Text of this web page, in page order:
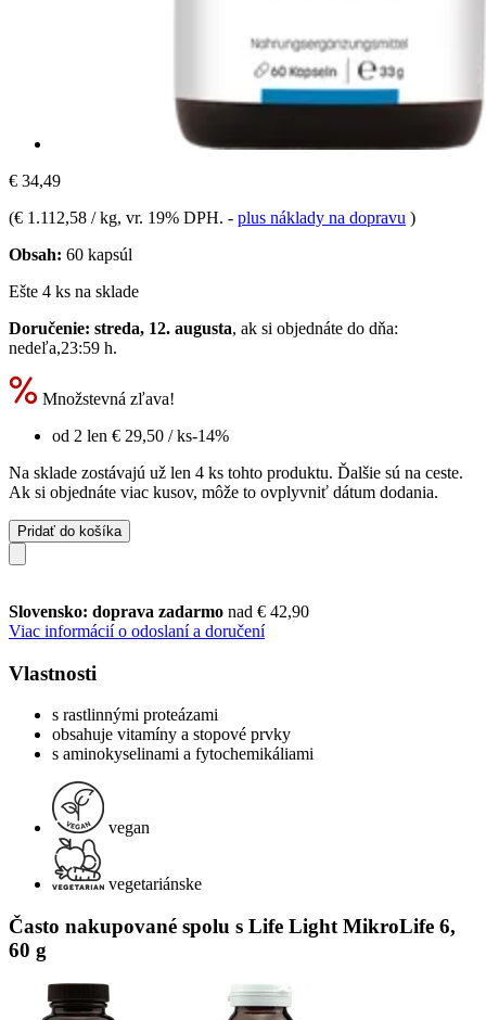
€ 34,49
(€ 1.112,58 / kg, vr. 19% DPH. - plus náklady na dopravu )
Obsah: 60 kapsúl
Ešte 4 ks na sklade
Doručenie: streda, 12. augusta, ak si objednáte do dňa:
nedeľa,23:59 h.
Množstevná zľava!
od 2 len € 29,50 / ks-14%
Na sklade zostávajú už len 4 ks tohto produktu. Ďalšie sú na ceste.
Ak si objednáte viac kusov, môže to ovplyvniť dátum dodania.
Pridať do košíka
Slovensko: doprava zadarmo nad € 42,90
Viac informácií o odoslaní a doručení
Vlastnosti
s rastlinnými proteázami
obsahuje vitamíny a stopové prvky
s aminokyselinami a fytochemikáliami
vegan
vegetariánske
Často nakupované spolu s Life Light MikroLife 6,
60 g